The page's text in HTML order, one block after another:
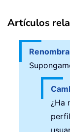
Artículos
¿Ha